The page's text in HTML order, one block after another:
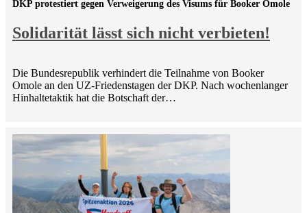
Solidarität lässt sich nicht verbieten!
DKP protestiert gegen Verweigerung des Visums für Booker Omole
Die Bundesrepublik verhindert die Teilnahme von Booker
Omole an den UZ-Friedenstagen der DKP. Nach wochenlanger
Hinhaltetaktik hat die Botschaft der…